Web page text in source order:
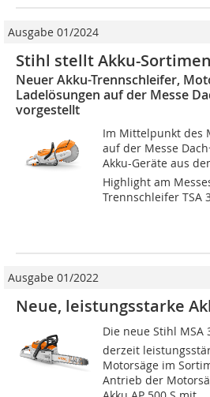
Ausgabe 01/2024
Stihl stellt Akku-
Neuer Akku-Trennschleifer,
Ladelösungen auf der Messe
vorgestellt
Im Mittelpunkt des
auf der Messe
Akku-Geräte aus
Highlight am
Trennschleifer TSA
Ausgabe 01/2022
Neue, leistungsstarke
Die neue Stihl MSA
derzeit
Motorsäge im
Antrieb der